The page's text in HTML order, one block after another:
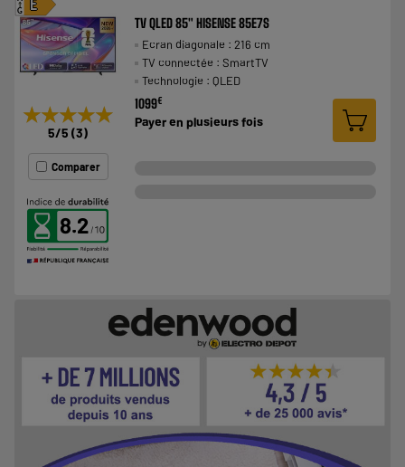
E
G
★★★★★
★★★★★
5/5 (3)
Comparer
8.2
TV QLED 85" HISENSE 85E7S
Ecran diagonale : 216 cm
TV connectée : SmartTV
Technologie : QLED
1099€
Payer en plusieurs fois